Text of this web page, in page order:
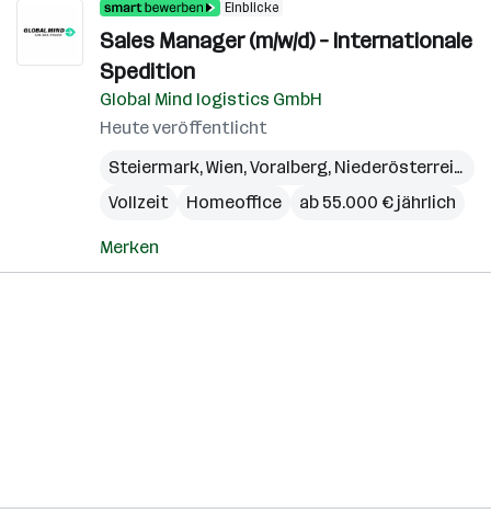
Einblicke
Sales Manager (m/w/d) – Internationale
Spedition
Global Mind logistics GmbH
Heute veröffentlicht
Steiermark,Wien,Voralberg, Niederösterreich
Vollzeit
Homeoffice ab 55.000 € jährlich
Merken